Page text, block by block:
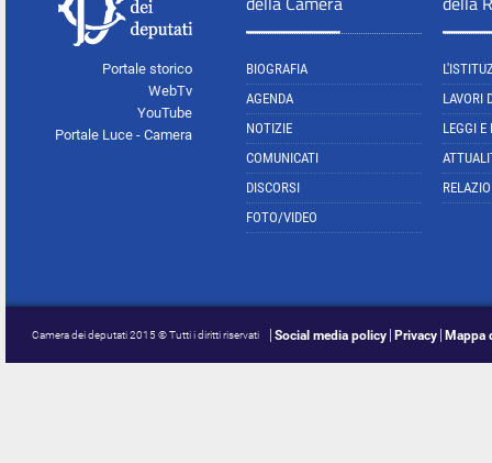
Portale storico
WebTv
YouTube
Portale Luce - Camera
BIOGRAFIA
AGENDA
NOTIZIE
COMUNICATI
DISCORSI
FOTO/VIDEO
LAVORI
LEGGI E
Camera dei deputati 2015 © Tutti i diritti riservati Social media policy Privacy Mappa